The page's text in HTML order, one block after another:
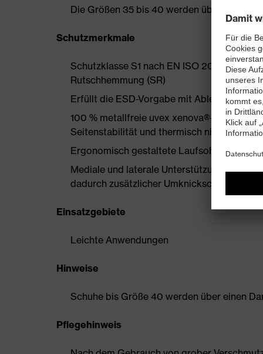
Die Größen 35 bis 40 werden über einen
Schutzmerkmale
Schutzklasse S1 nach EN ISO
Rutschhemmung (SR)
Erfüllt die ESD-Vorgabe mit
100 % metallfreie uvex xenova®-
Seitenstabilität und thermisch nicht leitend
Ergonomisch gestaltete Laufsohle aus
Mediale und laterale Unterstützung für den
dadurch zusätzlicher Umknickschutz,
Einsatzgebiete
Leichte Anwendungen
Hinweise
Schuhe bis Größe 40 werden über einen
Pflegehinweis